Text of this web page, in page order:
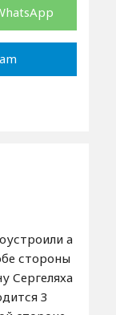
а
стороны
Сергеляха
3